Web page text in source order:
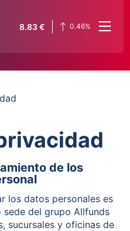
8.83€ 0.46%
de los
los datos personales es
sede del grupo Allfunds
sucursales y oficinas de